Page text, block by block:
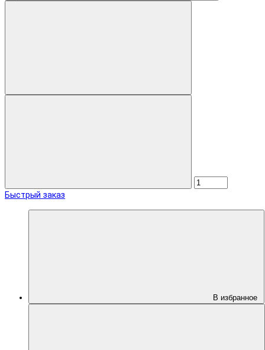
Быстрый заказ
В избранное